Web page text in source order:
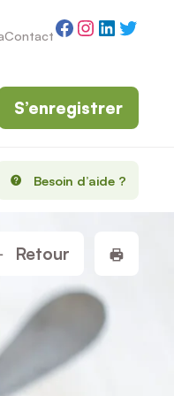
ContactFacebook
Instagram
Besoin d’aide ?
S’enregistrer
Retour